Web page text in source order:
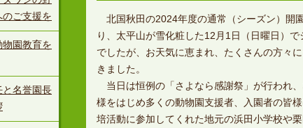
北国秋田の2024年度の通常（シーズン）開
り、太平山が雪化粧した12月1日（日曜日）
でしたが、お天気に恵まれ、たくさんの方々
きました。
当日は恒例の「さよなら感謝祭」が行われ
様をはじめ多くの動物園支援者、入園者の皆
培活動に参加してくれた地元の浜田小学校や
ご支援を
園教育を
と名誉園長